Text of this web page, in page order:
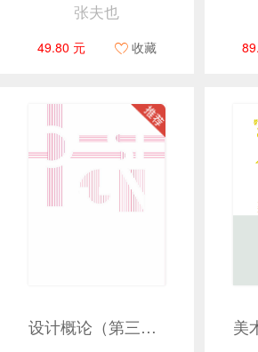
张夫也
49.80 元 收藏
设计概论（第三版）